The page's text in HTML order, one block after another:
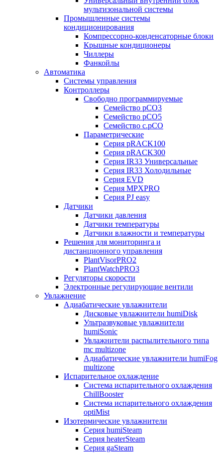
мультизональной системы
Промышленные системы
кондиционирования
Компрессорно-конденсаторные блоки
Крышные кондиционеры
Чиллеры
Фанкойлы
Автоматика
Системы управления
Контроллеры
Свободно программируемые
Семейство pCO3
Семейство pCO5
Семейство c.pCO
Параметрические
Серия pRACK100
Серия pRACK300
Серия IR33 Универсальные
Серия IR33 Холодильные
Серия EVD
Серия MPXPRO
Серия PJ easy
Датчики
Датчики давления
Датчики температуры
Датчики влажности и температуры
Решения для мониторинга и
дистанционного управления
PlantVisorPRO2
PlantWatchPRO3
Регуляторы скорости
Электронные регулирующие вентили
Увлажнение
Адиабатические увлажнители
Дисковые увлажнители humiDisk
Ультразвуковые увлажнители
humiSonic
Увлажнители распылительного типа
mc multizone
Адиабатические увлажнители humiFog
multizone
Испарительное охлаждение
Система испарительного охлаждения
ChillBooster
Система испарительного охлаждения
optiMist
Изотермические увлажнители
Серия humiSteam
Серия heaterSteam
Серия gaSteam